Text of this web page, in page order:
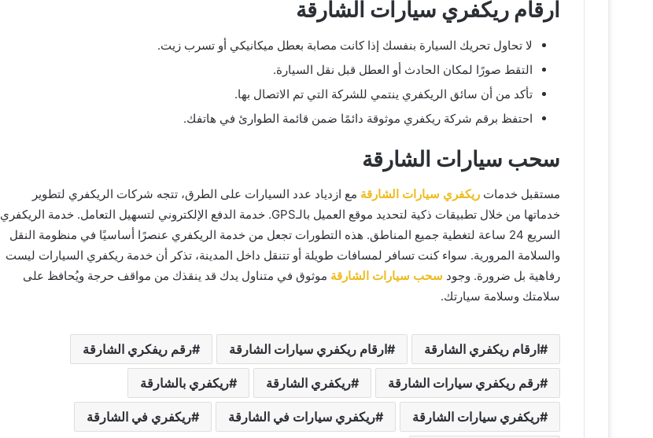
ارقام ريكفري سيارات الشارقة
لا تحاول تحريك السيارة بنفسك إذا كانت مصابة بعطل ميكانيكي أو تسرب زيت.
التقط صورًا لمكان الحادث أو العطل قبل نقل السيارة.
تأكد من أن سائق الريكفري ينتمي للشركة التي تم الاتصال بها.
احتفظ برقم شركة ريكفري موثوقة دائمًا ضمن قائمة الطوارئ في هاتفك.
سحب سيارات الشارقة
مستقبل خدمات ريكفري سيارات الشارقة مع ازدياد عدد السيارات على الطرق، تتجه شركات الريكفري لتطوير
خدماتها من خلال تطبيقات ذكية لتحديد موقع العميل بالـGPS. خدمة الدفع الإلكتروني لتسهيل التعامل. خدمة الريكفري
السريع 24 ساعة لتغطية جميع المناطق. هذه التطورات تجعل من خدمة الريكفري عنصرًا أساسيًا في منظومة النقل
والسلامة المرورية. سواء كنت تسافر لمسافات طويلة أو تتنقل داخل المدينة، تذكر أن خدمة ريكفري السيارات ليست
رفاهية بل ضرورة. وجود سحب سيارات الشارقة موثوق في متناول يدك قد ينقذك من مواقف حرجة ويُحافظ على
سلامتك وسلامة سيارتك.
ارقام ريكفري الشارقة ارقام ريكفري سيارات الشارقة رقم ريفكري الشارقة
رقم ريكفري سيارات الشارقة ريكفري الشارقة ريكفري بالشارقة
ريكفري سيارات الشارقة ريكفري سيارات في الشارقة ريكفري في الشارقة